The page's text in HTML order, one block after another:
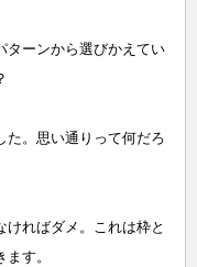
ターンから選びかえてい
た。思い通りって何だろ
ればダメ。これは枠と
す。